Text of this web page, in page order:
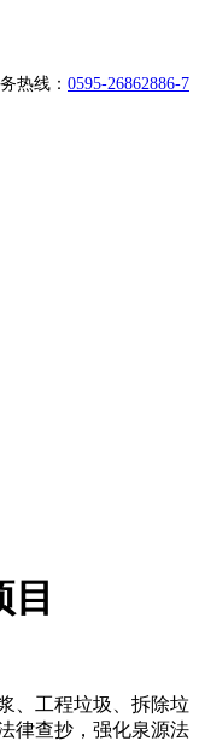
热线： 0595-26862886-7
工程垃圾、拆除垃
律查抄，强化泉源法